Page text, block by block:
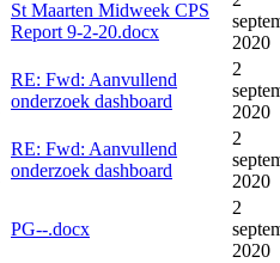
St Maarten Midweek CPS
Report 9-2-20.docx
2020
RE: Fwd: Aanvullend
onderzoek dashboard
2
2020
RE: Fwd: Aanvullend
onderzoek dashboard
2
2020
PG--.docx
2
2020